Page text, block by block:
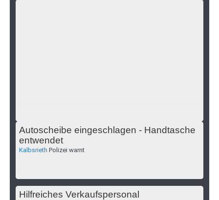
Autoscheibe eingeschlagen - Handtasche
entwendet
Kalbsrieth Polizei warnt
Hilfreiches Verkaufspersonal